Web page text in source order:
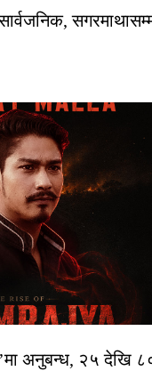
अनुबन्ध, २५ देखि